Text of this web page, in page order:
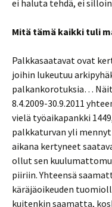
ei haluta tehdä, ei
Mitä tämä kaikki tuli
Palkkasaatavat ovat
joihin lukeutuu
palkankorotuksia…
8.4.2009-30.9.2011
vielä työaikapankki
palkkaturvan yli
aikana kertyneet
ollut sen
piiriin. Yhteensä
käräjäoikeuden
kuitenkin saamatta,